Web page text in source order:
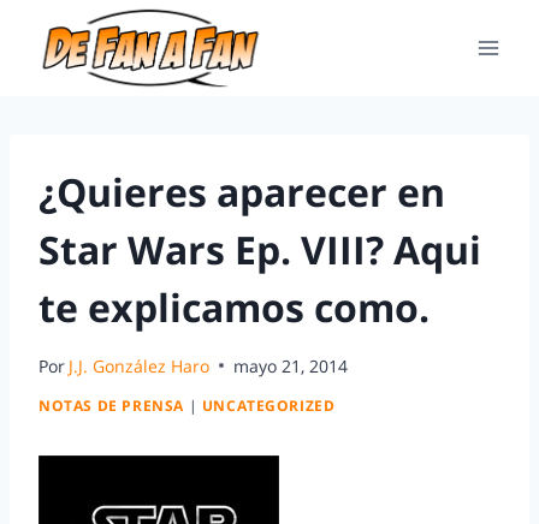
¿Quieres aparecer en
Star Wars Ep. VIII? Aqui
te explicamos como.
Por J.J. González Haro mayo 21, 2014
NOTAS DE PRENSA | UNCATEGORIZED